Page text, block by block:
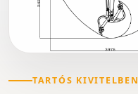
TARTÓS KIVITELBEN